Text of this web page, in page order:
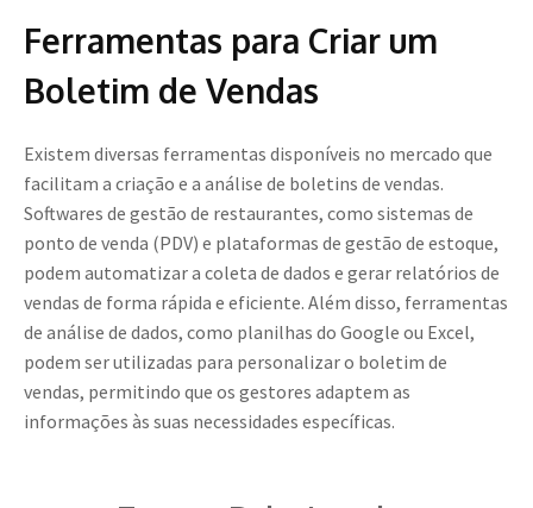
Ferramentas para Criar um
Boletim de Vendas
Existem diversas ferramentas disponíveis no mercado que
facilitam a criação e a análise de boletins de vendas.
Softwares de gestão de restaurantes, como sistemas de
ponto de venda (PDV) e plataformas de gestão de estoque,
podem automatizar a coleta de dados e gerar relatórios de
vendas de forma rápida e eficiente. Além disso, ferramentas
de análise de dados, como planilhas do Google ou Excel,
podem ser utilizadas para personalizar o boletim de
vendas, permitindo que os gestores adaptem as
informações às suas necessidades específicas.